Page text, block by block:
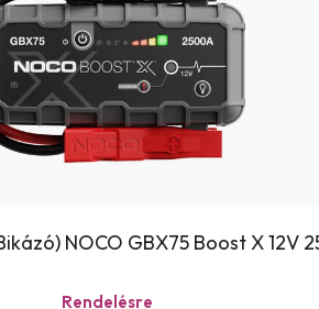
NOCO GBX75 Boost X 12V
Rendelésre